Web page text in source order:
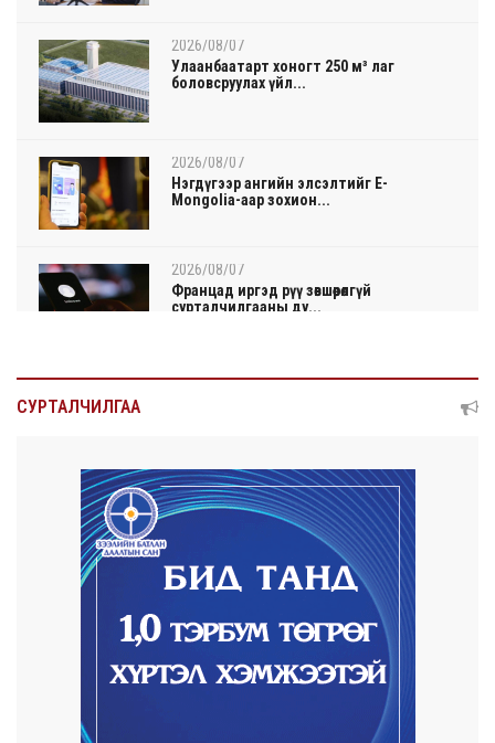
2026/08/07
Улаанбаатарт хоногт 250 м³ лаг
боловсруулах үйл...
2026/08/07
Нэгдүгээр ангийн элсэлтийг E-
Mongolia-аар зохион...
2026/08/07
Францад иргэд рүү зөвшөөрөлгүй
сурталчилгааны ду...
2026/08/07
2026/08/07
Автомашины улсын дугаар сондгой
Улаанбаатарт өдөртөө 30 хэм дулаан
Улсын чанартай хатуу хучилттай авто
СУРТАЛЧИЛГАА